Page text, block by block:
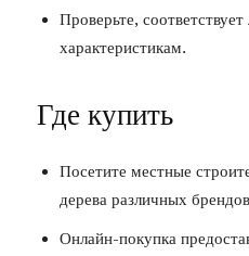
Проверьте,
характеристикам.
Где купить
Посетите местные
дерева различных
Онлайн-покупка